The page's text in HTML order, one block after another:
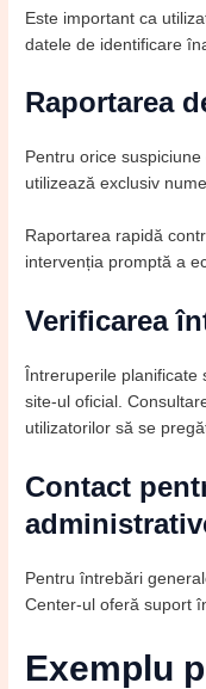
Este important ca
datele de identificare
Raportarea
Pentru orice
utilizează exclusiv
Raportarea rapidă
intervenția promptă a
Verificarea
Întreruperile
site-ul oficial.
utilizatorilor să se
Contact
Pentru întrebări
Center-ul oferă suport
Exemplu